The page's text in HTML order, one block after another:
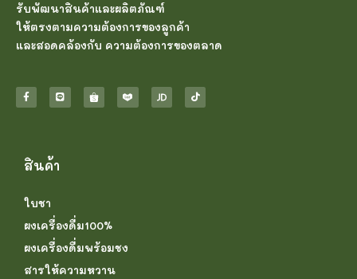
รับพัฒนาสินค้าและผลิตภัณฑ์
ให้ตรงตามความต้องการของลูกค้า
และสอดคล้องกับ ความต้องการของตลาด
สินค้า
ใบชา
ผงเครื่องดื่ม100%
ผงเครื่องดื่มพร้อมชง
สารให้ความหวาน